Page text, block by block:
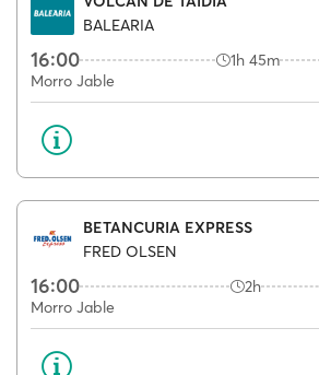
BALEARIA
16:00 1h 45m
Morro Jable
BETANCURIA EXPRESS
FRED OLSEN
16:00 2h
Morro Jable